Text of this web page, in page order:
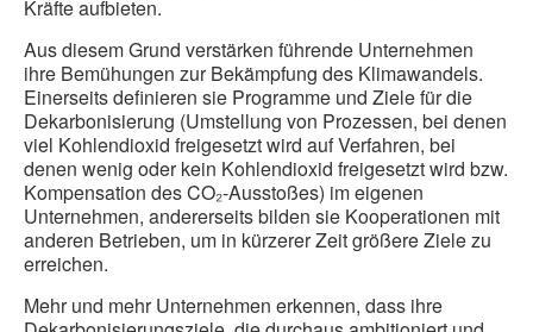
Kräfte aufbieten.
Aus diesem Grund verstärken führende Unternehmen
ihre Bemühungen zur Bekämpfung des Klimawandels.
Einerseits definieren sie Programme und Ziele für die
Dekarbonisierung (Umstellung von Prozessen, bei denen
viel Kohlendioxid freigesetzt wird auf Verfahren, bei
denen wenig oder kein Kohlendioxid freigesetzt wird bzw.
Kompensation des CO₂-Ausstoßes) im eigenen
Unternehmen, andererseits bilden sie Kooperationen mit
anderen Betrieben, um in kürzerer Zeit größere Ziele zu
erreichen.
Mehr und mehr Unternehmen erkennen, dass ihre